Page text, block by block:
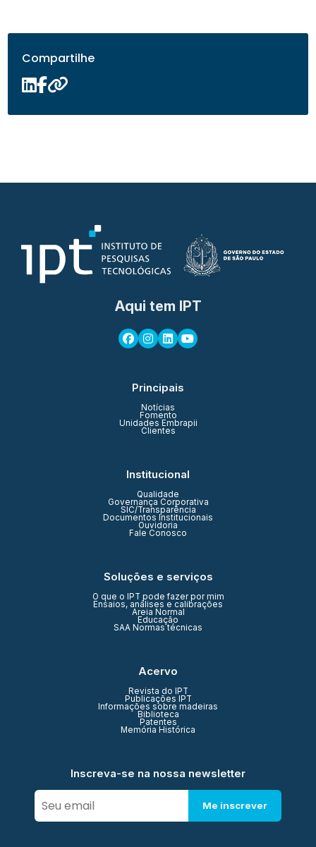
Compartilhe
Aqui tem IPT
Principais
Notícias
Fomento
Unidades Embrapii
Clientes
Institucional
Qualidade
Governança Corporativa
SIC/Transparência
Documentos Institucionais
Ouvidoria
Fale Conosco
Soluções e serviços
O que o IPT pode fazer por mim
Ensaios, análises e calibrações
Areia Normal
Educação
SAA Normas técnicas
Acervo
Revista do IPT
Publicações IPT
Informações sobre madeiras
Biblioteca
Patentes
Memória Histórica
Inscreva-se na nossa newsletter
Me inscrever